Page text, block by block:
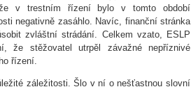
v trestním řízení bylo v tomto období
negativně zasáhlo. Navíc, finanční stránka
zvláštní strádání. Celkem vzato, ESLP
že stěžovatel utrpěl závažné nepříznivé
řízení.
záležitosti. Šlo v ní o nešťastnou slovní